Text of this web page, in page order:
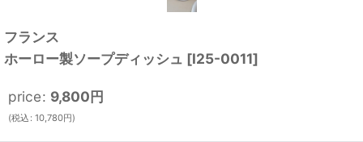
フランス
ホーロー製ソープディッシュ [I25-0011]
price: 9,800円
(税込 : 10,780円)